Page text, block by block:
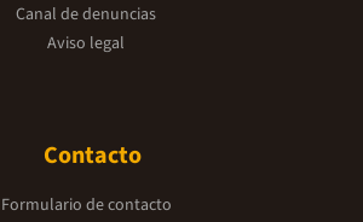
Canal de denuncias
Aviso legal
Contacto
Formulario de contacto